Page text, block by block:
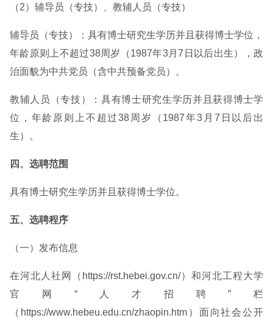
（2）辅导员（专技）、教辅人员（专技）
辅导员（专技）：具有博士研究生学历并且获得博士学位，
年龄原则上不超过38周岁（1987年3月7日以后出生），政
治面貌为中共党员（含中共预备党员）。
教辅人员（专技）：具有博士研究生学历并且获得博士学
位，年龄原则上不超过38周岁（1987年3月7日以后出
生）。
四、选聘范围
具有博士研究生学历并且获得博士学位。
五、选聘程序
（一）发布信息
在河北人社网（https://rst.hebei.gov.cn/）和河北工程大学
官网“人才招聘”栏
（https://www.hebeu.edu.cn/zhaopin.htm）面向社会公开